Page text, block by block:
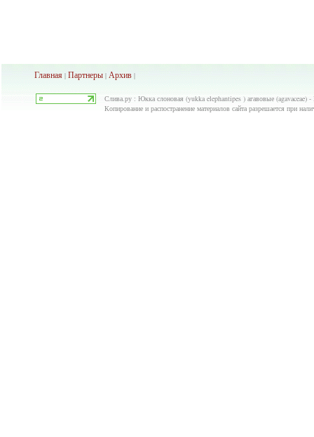
Главная| Партнеры| Архив|
Слива.ру : Юкка слоновая (yukka elephantipes ) агавовые (agavaceae)
Копирование и распостранение материалов сайта разрешается при